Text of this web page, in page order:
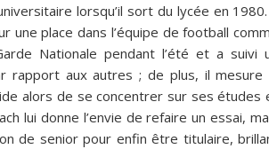
lorsqu’il sort du lycée en
une place dans l’équipe de football
Nationale pendant l’été et a suivi
rapport aux autres ; de plus, il mesure
alors de se concentrer sur ses études
lui donne l’envie de refaire un essai,
de senior pour enfin être titulaire,